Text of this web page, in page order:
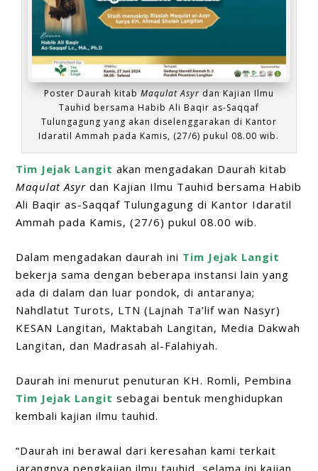
Poster Daurah kitab Maqulat Asyr dan Kajian Ilmu
Tauhid bersama Habib Ali Baqir as-Saqqaf
Tulungagung yang akan diselenggarakan di Kantor
Idaratil Ammah pada Kamis, (27/6) pukul 08.00 wib.
Tim Jejak Langit akan mengadakan Daurah kitab
Maqulat Asyrdan Kajian Ilmu Tauhid bersama Habib
Ali Baqir as-Saqqaf Tulungagung di Kantor Idaratil
Ammah pada Kamis, (27/6) pukul 08.00 wib.
Dalam mengadakan daurah ini Tim Jejak Langit
bekerja sama dengan beberapa instansi lain yang
ada di dalam dan luar pondok, di antaranya;
Nahdlatut Turots, LTN (Lajnah Ta’lif wan Nasyr)
KESAN Langitan, Maktabah Langitan, Media Dakwah
Langitan, dan Madrasah al-Falahiyah.
Daurah ini menurut penuturan KH. Romli, Pembina
Tim Jejak Langit sebagai bentuk menghidupkan
kembali kajian ilmu tauhid.
“Daurah ini berawal dari keresahan kami terkait
jarangnya pengkajian ilmu tauhid, selama ini kajian